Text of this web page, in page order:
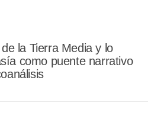
la Tierra Media y lo
como puente narrativo